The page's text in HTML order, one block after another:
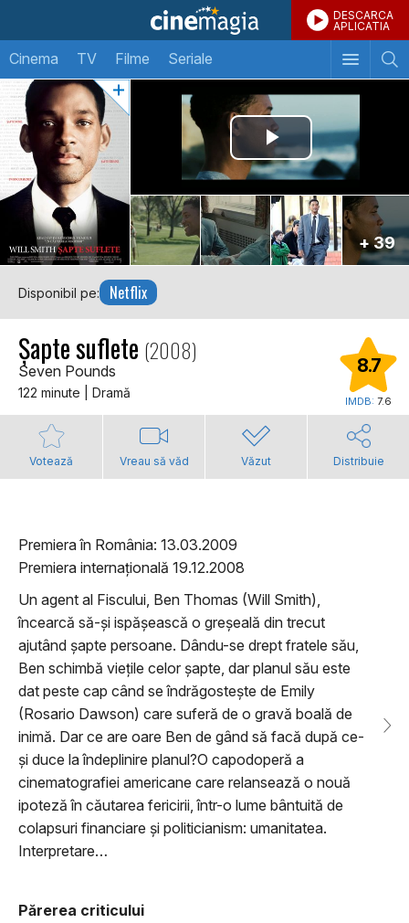
DESCARCA
APLICATIA
Cinema TV Filme Seriale
+ 39
Disponibil pe: Netflix
Șapte suflete (2008)
Seven Pounds
122 minute | Dramă
8.7
IMDB: 7.6
Votează Vreau să văd Văzut Distribuie
Premiera în România: 13.03.2009
Premiera internațională 19.12.2008
Un agent al Fiscului, Ben Thomas (Will Smith),
încearcă să-și ispășească o greșeală din trecut
ajutând șapte persoane. Dându-se drept fratele său,
Ben schimbă viețile celor șapte, dar planul său este
dat peste cap când se îndrăgostește de Emily
(Rosario Dawson) care suferă de o gravă boală de
inimă. Dar ce are oare Ben de gând să facă după ce-
și duce la îndeplinire planul?O capodoperă a
cinematografiei americane care relansează o nouă
ipoteză în căutarea fericirii, într-o lume bântuită de
colapsuri financiare și politicianism: umanitatea.
Interpretare…
Părerea criticului